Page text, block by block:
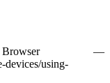
—
devices/using-